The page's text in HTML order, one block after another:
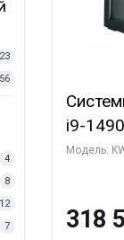
23
56
4
8
12
7
i9-
7, C24
Модель:
318